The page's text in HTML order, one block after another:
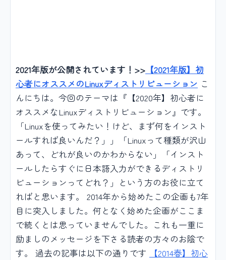
2021年版が公開されています！>> 【2021年版】初
心者にオススメのLinuxディストリビューション こ
んにちは。今回のテーマは『【2020年】初心者に
オススメなLinuxディストリビューション』です。
「Linuxを使ってみたい！けど、まず何をインスト
ールすれば良いんだ？」」「Linuxって種類が沢山
あって、どれが良いのかわからない」「インスト
ールしたらすぐに日本語入力ができるディストリ
ビューションってどれ？」という方のお役に立て
ればと思います。 2014年から始めたこの企画も7年
目に突入しました。何となく始めた企画がここま
で続くとは思っていませんでした。これも一重に
励ましのメッセージを下さる読者の方々のお陰で
す。 過去の記事は以下の通りです
【2014春】初心